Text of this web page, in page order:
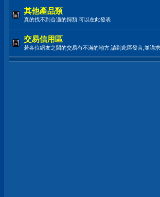
其他產品類
真的找不到合適的歸類,可以在此發表
交易信用區
若各位網友之間的交易有不滿的地方,請到此區發言,並講